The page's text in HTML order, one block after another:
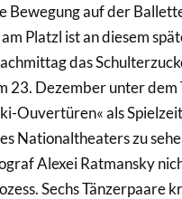
Bewegung auf der
Platzl ist an diesem
das
23. Dezember unter dem
Ouvertüren« als
Nationaltheaters zu
Alexei Ratmansky
Sechs Tänzerpaare